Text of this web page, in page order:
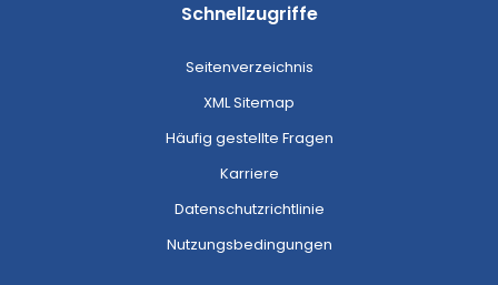
Schnellzugriffe
Seitenverzeichnis
XML Sitemap
Häufig gestellte Fragen
Karriere
Datenschutzrichtlinie
Nutzungsbedingungen